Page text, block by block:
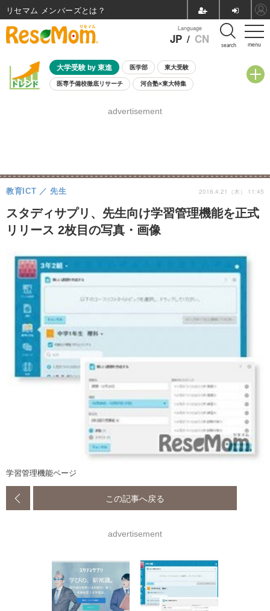
menu
Language
JP / CN search
大学受験 by 東進 医学部 東大受験
医専予備校徹底リサーチ 河合塾×東大特集
8月開催学校説明会・相談会
advertisement
スタディサプリ、先生向け学習管理機能を正式
リリース 2枚目の写真・画像
教育ICT 先生 2016.4.21（木） 11:45
学習管理機能ページ
この記事へ戻る
advertisement
リセマム メンバーズ